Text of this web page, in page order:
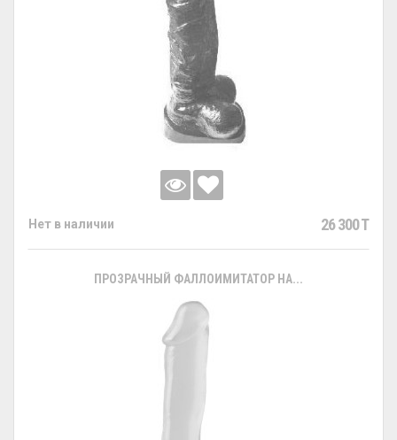
Нет в наличии 26 300 T
ПРОЗРАЧНЫЙ ФАЛЛОИМИТАТОР НА...